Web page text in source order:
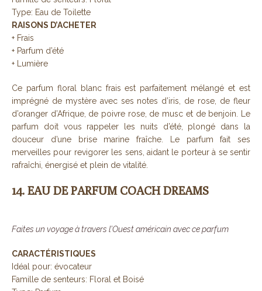
Type: Eau de Toilette
RAISONS D’ACHETER
+ Frais
+ Parfum d’été
+ Lumière
Ce parfum floral blanc frais est parfaitement mélangé et est
imprégné de mystère avec ses notes d’iris, de rose, de fleur
d’oranger d’Afrique, de poivre rose, de musc et de benjoin. Le
parfum doit vous rappeler les nuits d’été, plongé dans la
douceur d’une brise marine fraîche. Le parfum fait ses
merveilles pour revigorer les sens, aidant le porteur à se sentir
rafraîchi, énergisé et plein de vitalité.
14. EAU DE PARFUM COACH DREAMS
Faites un voyage à travers l’Ouest américain avec ce parfum
CARACTÉRISTIQUES
Idéal pour: évocateur
Famille de senteurs: Floral et Boisé